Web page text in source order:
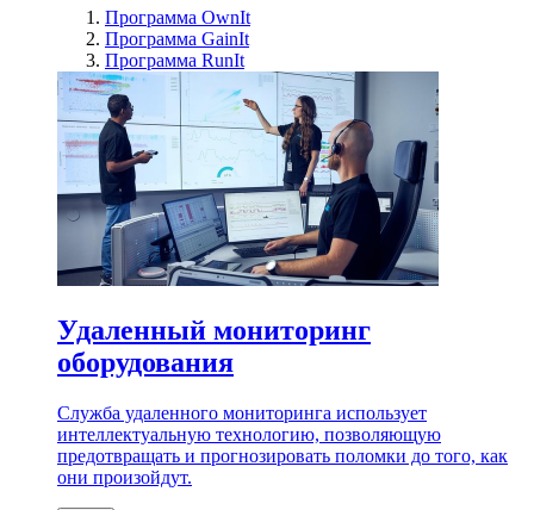
Программа OwnIt
Программа GainIt
Программа RunIt
Удаленный мониторинг
оборудования
Служба удаленного мониторинга использует
интеллектуальную технологию, позволяющую
предотвращать и прогнозировать поломки до того, как
они произойдут.